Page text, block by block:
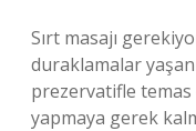
Sırt masajı
duraklamalar
prezervatifle
yapmaya gerek